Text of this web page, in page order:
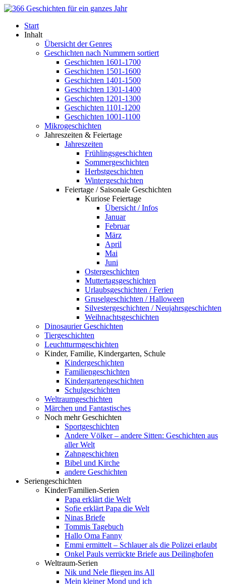
Start
Inhalt
Übersicht der Genres
Geschichten nach Nummern sortiert
Geschichten 1601-1700
Geschichten 1501-1600
Geschichten 1401-1500
Geschichten 1301-1400
Geschichten 1201-1300
Geschichten 1101-1200
Geschichten 1001-1100
Mikrogeschichten
Jahreszeiten & Feiertage
Jahreszeiten
Frühlingsgeschichten
Sommergeschichten
Herbstgeschichten
Wintergeschichten
Feiertage / Saisonale Geschichten
Kuriose Feiertage
Übersicht / Infos
Januar
Februar
März
April
Mai
Juni
Ostergeschichten
Muttertagsgeschichten
Urlaubsgeschichten / Ferien
Gruselgeschichten / Halloween
Silvestergeschichten / Neujahrsgeschichten
Weihnachtsgeschichten
Dinosaurier Geschichten
Tiergeschichten
Leuchtturmgeschichten
Kinder, Familie, Kindergarten, Schule
Kindergeschichten
Familiengeschichten
Kindergartengeschichten
Schulgeschichten
Weltraumgeschichten
Märchen und Fantastisches
Noch mehr Geschichten
Sportgeschichten
Andere Völker – andere Sitten: Geschichten aus
aller Welt
Zahngeschichten
Bibel und Kirche
andere Geschichten
Seriengeschichten
Kinder/Familien-Serien
Papa erklärt die Welt
Sofie erklärt Papa die Welt
Ninas Briefe
Tommis Tagebuch
Hallo Oma Fanny
Emmi ermittelt – Schlauer als die Polizei erlaubt
Onkel Pauls verrückte Briefe aus Deilinghofen
Weltraum-Serien
Nik und Nele fliegen ins All
Mein kleiner Mond und ich